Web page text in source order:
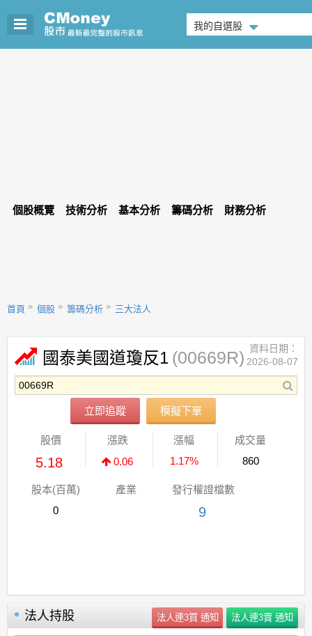
我的自選股
個股概覽 技術分析 基本分析 籌碼分析 財務分析
首頁 個股 籌碼分析 三大法人
國泰美國道瓊反1 (00669R)
立即追蹤 模擬下單
資料日期：
2026-08-07
股價
5.18
漲跌
0.06
漲幅
1.17%
成交量
860
股本(百萬)
0
產業 發行權證檔數
9
法人持股